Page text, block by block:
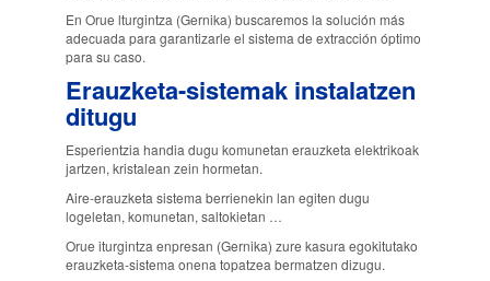
En Orue lturgintza (Gernika) buscaremos la solución más
adecuada para garantizarle el sistema de extracción óptimo
para su caso.
Erauzketa-sistemak instalatzen
ditugu
Esperientzia handia dugu komunetan erauzketa elektrikoak
jartzen, kristalean zein hormetan.
Aire-erauzketa sistema berrienekin lan egiten dugu
logeletan, komunetan, saltokietan …
Orue iturgintza enpresan (Gernika) zure kasura egokitutako
erauzketa-sistema onena topatzea bermatzen dizugu.